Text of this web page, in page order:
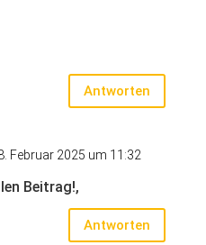
Antworten
Februar 2025 um 11:32
Beitrag!,
Antworten